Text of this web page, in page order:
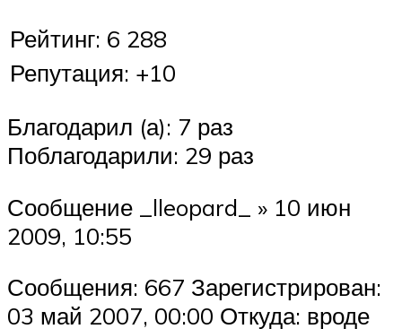
Рейтинг: 6 288
Репутация: +10
Благодарил (а): 7 раз
Поблагодарили: 29 раз
Сообщение _lleopard_ » 10 июн
2009, 10:55
Сообщения: 667 Зарегистрирован:
03 май 2007, 00:00 Откуда: вроде